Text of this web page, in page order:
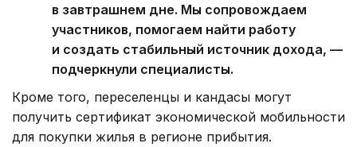
в завтрашнем дне. Мы сопровождаем
участников, помогаем найти работу
и создать стабильный источник дохода, —
подчеркнули специалисты.
Кроме того, переселенцы и кандасы могут
получить сертификат экономической мобильности
для покупки жилья в регионе прибытия.